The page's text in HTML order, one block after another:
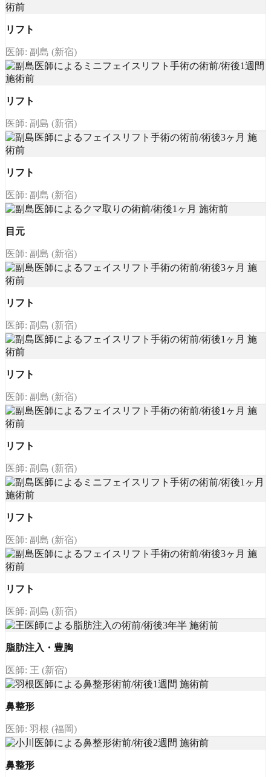
リフト
医師: 副島 (新宿)
リフト
医師: 副島 (新宿)
リフト
医師: 副島 (新宿)
目元
医師: 副島 (新宿)
リフト
医師: 副島 (新宿)
リフト
医師: 副島 (新宿)
リフト
医師: 副島 (新宿)
リフト
医師: 副島 (新宿)
リフト
医師: 副島 (新宿)
脂肪注入・豊胸
医師: 王 (新宿)
鼻整形
医師: 羽根 (福岡)
鼻整形